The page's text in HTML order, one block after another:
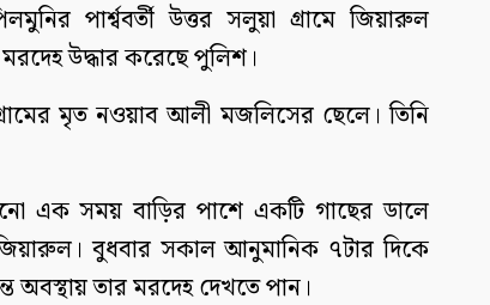
পার্শ্ববর্তী উত্তর সলুয়া গ্রামে জিয়ারুল
উদ্ধার করেছে পুলিশ।
মৃত নওয়াব আলী মজলিসের ছেলে। তিনি
এক সময় বাড়ির পাশে একটি গাছের ডালে
বুধবার সকাল আনুমানিক ৭টার দিকে
অবস্থায় তার মরদেহ দেখতে পান।